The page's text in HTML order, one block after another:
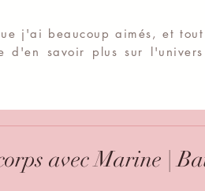
j'ai beaucoup aimés, et
d'en savoir plus sur l'univers
avec Marine |